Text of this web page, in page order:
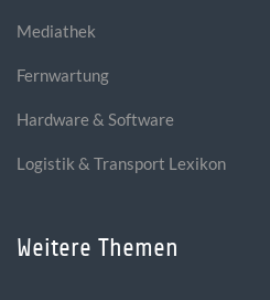
Mediathek
Fernwartung
Hardware & Software
Logistik & Transport Lexikon
Weitere Themen